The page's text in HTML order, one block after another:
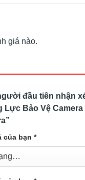
giá nào.
đầu tiên nhận
Lực Bảo Vệ
của bạn *